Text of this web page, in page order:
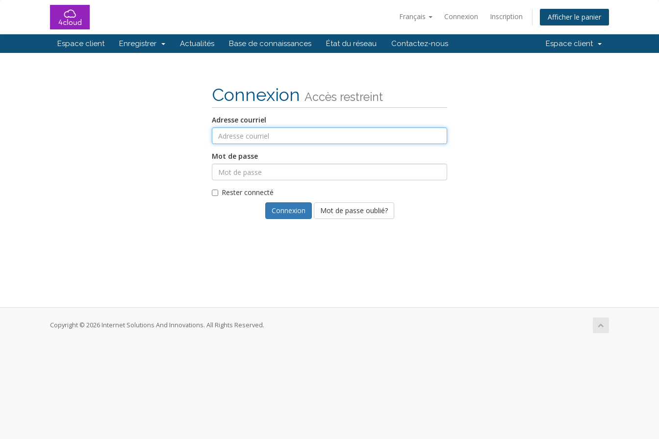
Français Connexion Inscription Afficher le panier
Espace client Enregistrer Actualités Base de connaissances État du réseau Contactez-nous Espace client
Connexion Accès restreint
Adresse courriel
Mot de passe
Rester connecté
Mot de passe oublié?
Copyright © 2026 Internet Solutions And Innovations. All Rights Reserved.